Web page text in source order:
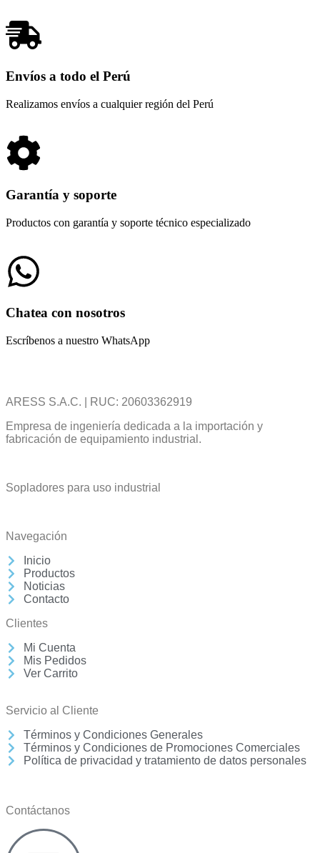
Envíos a todo el Perú
Realizamos envíos a cualquier región del Perú
Garantía y soporte
Productos con garantía y soporte técnico especializado
Chatea con nosotros
Escríbenos a nuestro WhatsApp
ARESS S.A.C. | RUC: 20603362919
Empresa de ingeniería dedicada a la importación y
fabricación de equipamiento industrial.
Sopladores para uso industrial
Navegación
Inicio
Productos
Noticias
Contacto
Clientes
Mi Cuenta
Mis Pedidos
Ver Carrito
Servicio al Cliente
Términos y Condiciones Generales
Términos y Condiciones de Promociones Comerciales
Política de privacidad y tratamiento de datos personales
Contáctanos